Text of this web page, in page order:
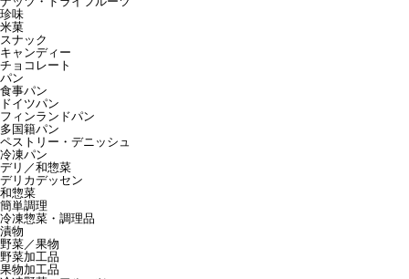
珍味
米菓
スナック
キャンディー
チョコレート
パン
食事パン
ドイツパン
フィンランドパン
多国籍パン
ペストリー・デニッシュ
冷凍パン
デリ／和惣菜
デリカデッセン
和惣菜
簡単調理
冷凍惣菜・調理品
漬物
野菜／果物
野菜加工品
果物加工品